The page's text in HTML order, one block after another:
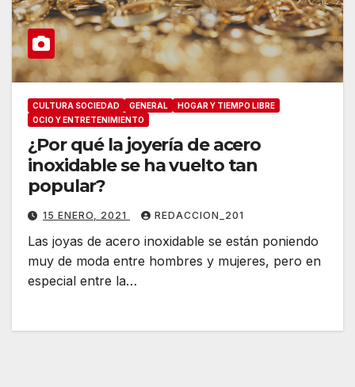
CULTURA SOCIEDAD GENERAL
HOGAR Y TIEMPO LIBRE
OCIO Y ENTRETENIMIENTO
¿Por qué la joyería de acero
inoxidable se ha vuelto tan
popular?
15 ENERO, 2021 REDACCION_201
Las joyas de acero inoxidable se están poniendo
muy de moda entre hombres y mujeres, pero en
especial entre la…